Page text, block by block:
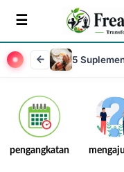
5
pengangkatan